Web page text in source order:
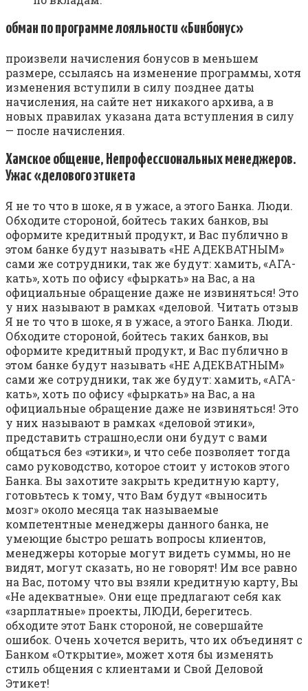
обман по программе лояльности «Бинбонус»
произвели начисления бонусов в меньшем
размере, ссылаясь на изменение программы, хотя
изменения вступили в силу позднее даты
начисления, на сайте нет никакого архива, а в
новых правилах указана дата вступления в силу
— после начисления.
Хамское общение, Непрофессиональных менеджеров.
Ужас «делового этикета
Я не то что в шоке, я в ужасе, а этого Банка. Люди.
Обходите стороной, бойтесь таких банков, вы
оформите кредитный продукт, и Вас публично в
этом банке будут называть «НЕ АДЕКВАТНЫМ»
сами же сотрудники, так же будут: хамить, «АГА-
кать», хоть по офису «фыркать» на Вас, а на
официальные обращение даже не извиняться! Это
у них называют в рамках «деловой. Читать отзыв
Я не то что в шоке, я в ужасе, а этого Банка. Люди.
Обходите стороной, бойтесь таких банков, вы
оформите кредитный продукт, и Вас публично в
этом банке будут называть «НЕ АДЕКВАТНЫМ»
сами же сотрудники, так же будут: хамить, «АГА-
кать», хоть по офису «фыркать» на Вас, а на
официальные обращение даже не извиняться! Это
у них называют в рамках «деловой этики»,
представить страшно,если они будут с вами
общаться без «этики», и что себе позволяет тогда
само руководство, которое стоит у истоков этого
Банка. Вы захотите закрыть кредитную карту,
готовьтесь к тому, что Вам будут «выносить
мозг» около месяца так называемые
компетентные менеджеры данного банка, не
умеющие быстро решать вопросы клиентов,
менеджеры которые могут видеть суммы, но не
видят, могут сказать, но не говорят! Им все равно
на Вас, потому что вы взяли кредитную карту, Вы
«Не адекватные». Они еще предлагают себя как
«зарплатные» проекты, ЛЮДИ, берегитесь.
обходите этот Банк стороной, не совершайте
ошибок. Очень хочется верить, что их объединят с
Банком «Открытие», может хотя бы изменять
стиль общения с клиентами и Свой Деловой
Этикет!